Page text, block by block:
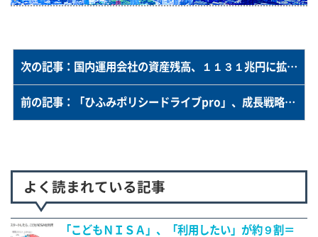
次の記事：国内運用会社の資産残高、１１３１兆円に拡大＝過去最高を更新、２０２６年３月末－資産運用業協会
前の記事：「ひふみポリシードライブpro」、成長戦略の関連株に投資＝４０～５０銘柄を厳選－レオス・キャピタルワークス
よく読まれている記事
「こどもＮＩＳＡ」、「利用したい」が約９割＝